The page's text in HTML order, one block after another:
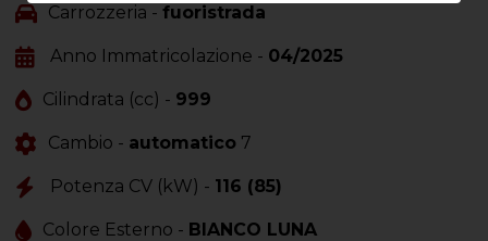
Carrozzeria -fuoristrada
Anno Immatricolazione - 04/2025
Cilindrata (cc) - 999
Cambio - automatico 7
Potenza CV (kW) - 116 (85)
Colore Esterno - BIANCO LUNA